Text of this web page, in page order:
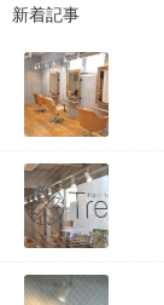
新着記事